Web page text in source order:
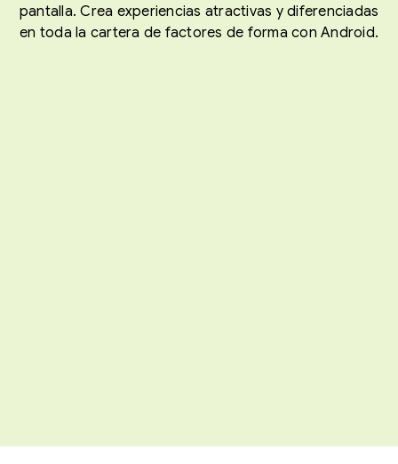
pantalla. Crea experiencias atractivas y diferenciadas
en toda la cartera de factores de forma con Android.